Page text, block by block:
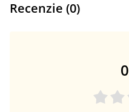
Recenzie (0)
0